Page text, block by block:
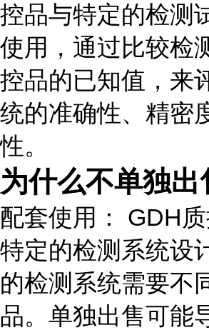
控品与特定的检测
使用，通过比较检
控品的已知值，来
统的准确性、精密
性。
为什么不单独出
配套使用： GDH
特定的检测系统设
的检测系统需要不
品。单独出售可能